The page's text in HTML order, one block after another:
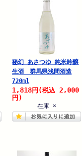
秘幻 あさつゆ 純米吟醸
生酒 群馬県浅間酒造
720ml
1,818円 (税込 2,000
円)
在庫 ×